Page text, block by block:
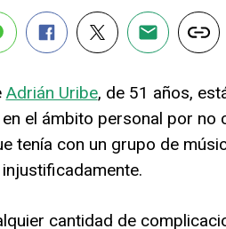
Adrián Uribe, de 51 años,
el ámbito personal por no
tenía con un grupo de
cantidad de